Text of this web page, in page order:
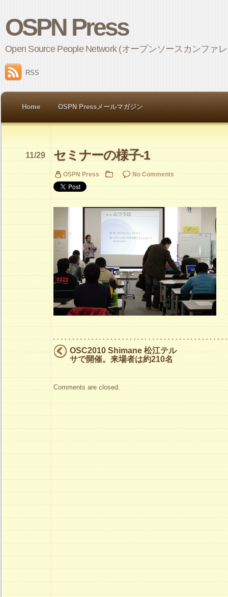
OSPN Press
Open Source People Network (オープンソースカンファ
RSS
Home OSPN Pressメールマガジン
セミナーの様子-1
11/29
OSPN Press No Comments
OSC2010 Shimane 松江テル
サで開催。来場者は約210名
Comments are closed.